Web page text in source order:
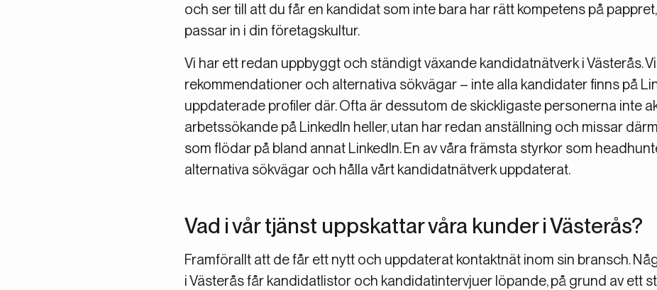
och ser till att du får en kandidat som inte bara har rätt kompetens på
passar in i din företagskultur.
Vi har ett redan uppbyggt och ständigt växande kandidatnätverk i Västerås.
rekommendationer och alternativa sökvägar – inte alla kandidater finns på
uppdaterade profiler där. Ofta är dessutom de skickligaste personerna inte
arbetssökande på LinkedIn heller, utan har redan anställning och missar
som flödar på bland annat LinkedIn. En av våra främsta styrkor som
alternativa sökvägar och hålla vårt kandidatnätverk uppdaterat.
Vad i vår tjänst uppskattar våra kunder i Västerås?
Framförallt att de får ett nytt och uppdaterat kontaktnät inom sin bransch.
i Västerås får kandidatlistor och kandidatintervjuer löpande, på grund av ett